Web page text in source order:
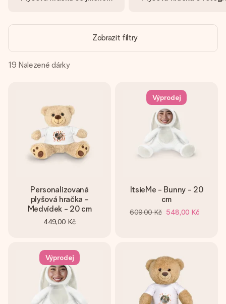
jménem, vaší fotografií nebo vzkazem, který doopravdy
Zobrazit filtry
19 Nalezené dárky
Personalizovaná
plyšová hračka -
Medvídek - 20 cm
449,00 Kč
Výprodej
ItsieMe - Bunny - 20
cm
609,00 Kč 548,00 Kč
Výprodej